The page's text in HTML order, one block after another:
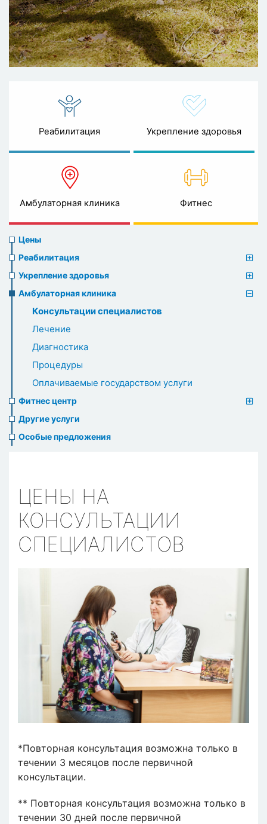
Реабилитация Укрепление здоровья
Амбулаторная клиника Фитнес
Prices
menu
Цены
Реабилитация
Укрепление здоровья
Амбулаторная клиника
Консультации специалистов
Лечение
Диагностика
Процедуры
Оплачиваемые государством услуги
Фитнес центр
Другие услуги
Особые предложения
ЦЕНЫ НА
КОНСУЛЬТАЦИИ
СПЕЦИАЛИСТОВ
*Повторная консультация возможна только в
течении 3 месяцов после первичной
консультации.
** Повторная консультация возможна только в
течении 30 дней после первичной